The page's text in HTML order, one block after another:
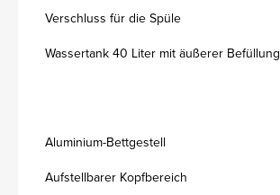
Verschluss für die Spüle
Wassertank 40 Liter mit äußerer Befüllung
Aluminium-Bettgestell
Aufstellbarer Kopfbereich